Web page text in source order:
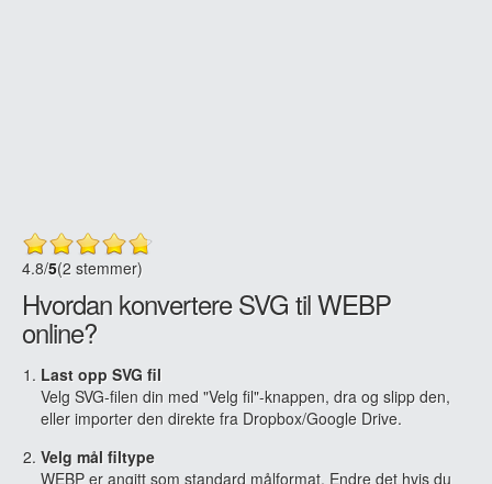
4.8/5(2 stemmer)
Hvordan konvertere SVG til WEBP
online?
Last opp SVG fil
Velg SVG-filen din med "Velg fil"-knappen, dra og slipp den,
eller importer den direkte fra Dropbox/Google Drive.
Velg mål filtype
WEBP er angitt som standard målformat. Endre det hvis du